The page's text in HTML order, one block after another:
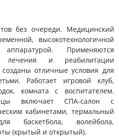
без очереди. Медицинский
высокотехнологичной
аппаратурой. Применяются
лечения и реабилитации
отличные условия для
Работает игровой клуб,
комната с воспитателем.
включает СПА-салон с
кабинетами, термальный
баскетбола, волейбола,
(крытый и открытый).